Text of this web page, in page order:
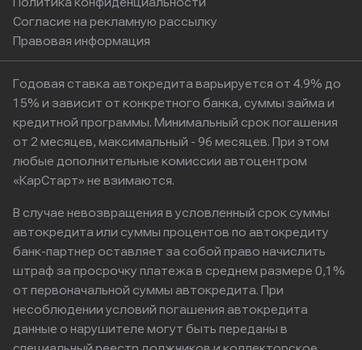
Согласие на рекламную рассылку
Правовая информация
Годовая ставка автокредита варьируется от 4.9% до
15% и зависит от конкретного банка, суммы займа и
кредитной программы. Минимальный срок погашения
от 2 месяцев, максимальный - 96 месяцев. При этом
любые дополнительные комиссии автоцентром
«КарСтарт» не взимаются.
В случае невозвращения в условленный срок суммы
автокредита или суммы процентов по автокредиту
банк-партнер оставляет за собой право начислить
штраф за просрочку платежа в среднем размере 0,1%
от первоначальной суммы автокредита. При
несоблюдении условий погашения автокредита
данные о нарушителе могут быть переданы в